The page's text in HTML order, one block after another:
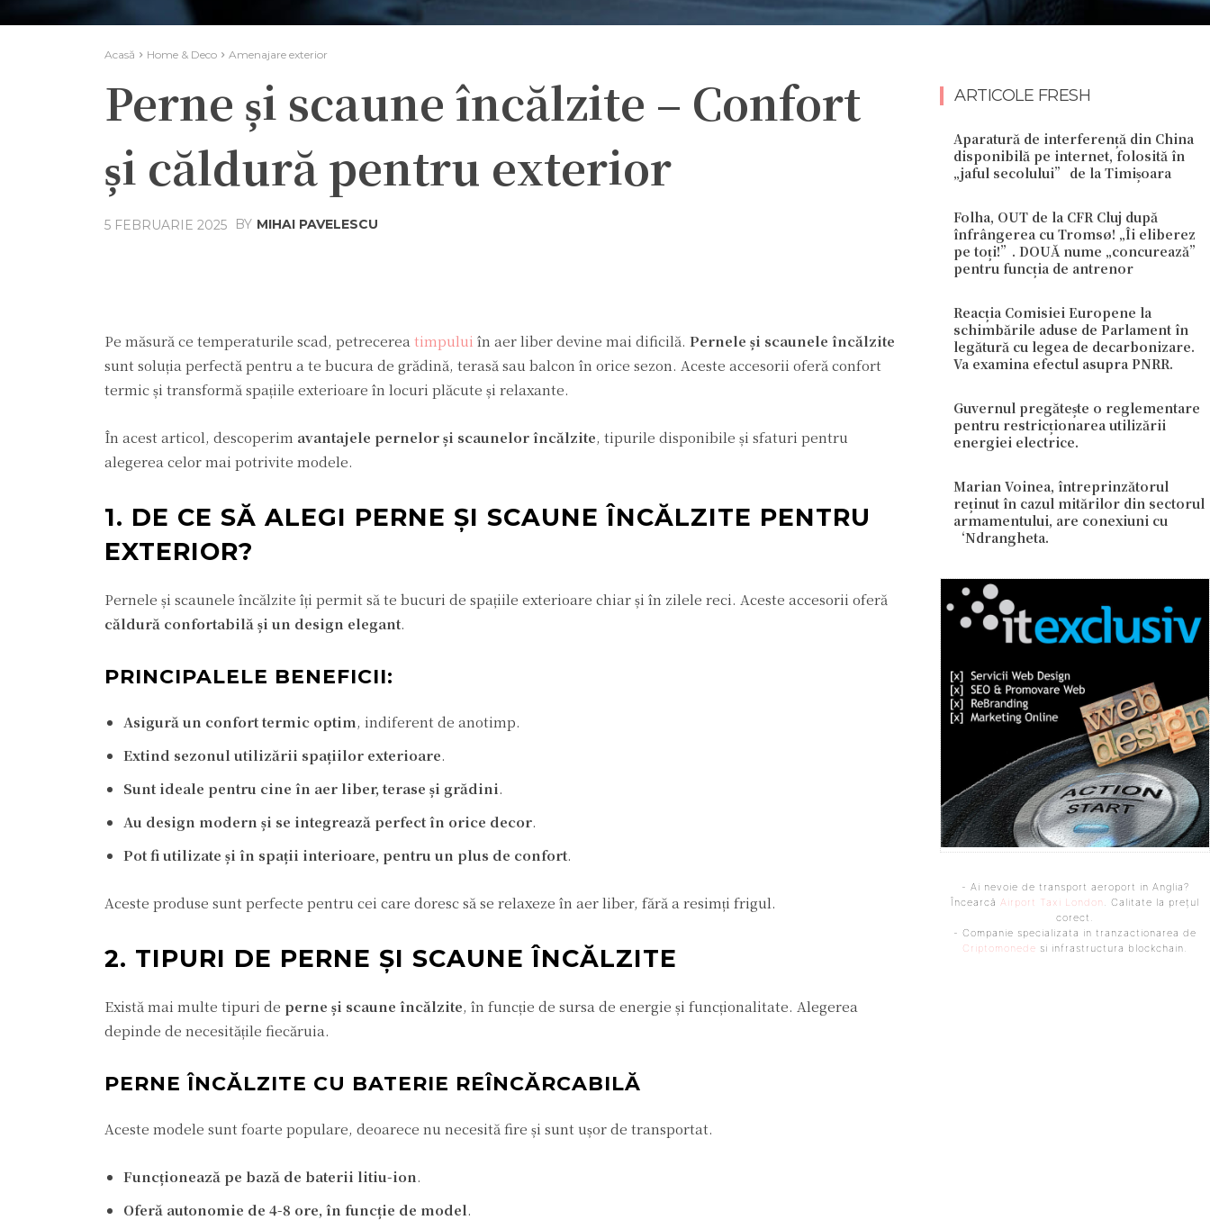
Acasă Home & Deco Amenajare exterior
Perne și scaune încălzite – Confort
și căldură pentru exterior
5 FEBRUARIE 2025 BY MIHAI PAVELESCU
Pe măsură ce temperaturile scad, petrecerea timpului în aer liber devine mai dificilă. Pernele și scaunele încălzite
sunt soluția perfectă pentru a te bucura de grădină, terasă sau balcon în orice sezon. Aceste accesorii oferă confort
termic și transformă spațiile exterioare în locuri plăcute și relaxante.
În acest articol, descoperim avantajele pernelor și scaunelor încălzite, tipurile disponibile și sfaturi pentru
alegerea celor mai potrivite modele.
1. DE CE SĂ ALEGI PERNE ȘI SCAUNE ÎNCĂLZITE PENTRU
EXTERIOR?
Pernele și scaunele încălzite îți permit să te bucuri de spațiile exterioare chiar și în zilele reci. Aceste accesorii oferă
căldură confortabilă și un design elegant.
PRINCIPALELE BENEFICII:
Asigură un confort termic optim, indiferent de anotimp.
Extind sezonul utilizării spațiilor exterioare.
Sunt ideale pentru cine în aer liber, terase și grădini.
Au design modern și se integrează perfect în orice decor.
Pot fi utilizate și în spații interioare, pentru un plus de confort.
Aceste produse sunt perfecte pentru cei care doresc să se relaxeze în aer liber, fără a resimți frigul.
2. TIPURI DE PERNE ȘI SCAUNE ÎNCĂLZITE
Există mai multe tipuri de perne și scaune încălzite, în funcție de sursa de energie și funcționalitate. Alegerea
depinde de necesitățile fiecăruia.
PERNE ÎNCĂLZITE CU BATERIE REÎNCĂRCABILĂ
Aceste modele sunt foarte populare, deoarece nu necesită fire și sunt ușor de transportat.
Funcționează pe bază de baterii litiu-ion.
Oferă autonomie de 4-8 ore, în funcție de model.
ARTICOLE FRESH
Aparatură de interferență din China
disponibilă pe internet, folosită în
„jaful secolului” de la Timișoara
Folha, OUT de la CFR Cluj după
înfrângerea cu Tromsø! „Îi eliberez
pe toți!”. DOUĂ nume „concurează”
pentru funcția de antrenor
Reacția Comisiei Europene la
schimbările aduse de Parlament în
legătură cu legea de decarbonizare.
Va examina efectul asupra PNRR.
Guvernul pregătește o reglementare
pentru restricționarea utilizării
energiei electrice.
Marian Voinea, întreprinzătorul
reținut în cazul mitărilor din sectorul
armamentului, are conexiuni cu
‘Ndrangheta.
- Ai nevoie de transport aeroport in Anglia?
Încearcă Airport Taxi London . Calitate la prețul
corect.
- Companie specializata in tranzactionarea de
Criptomonede si infrastructura blockchain.